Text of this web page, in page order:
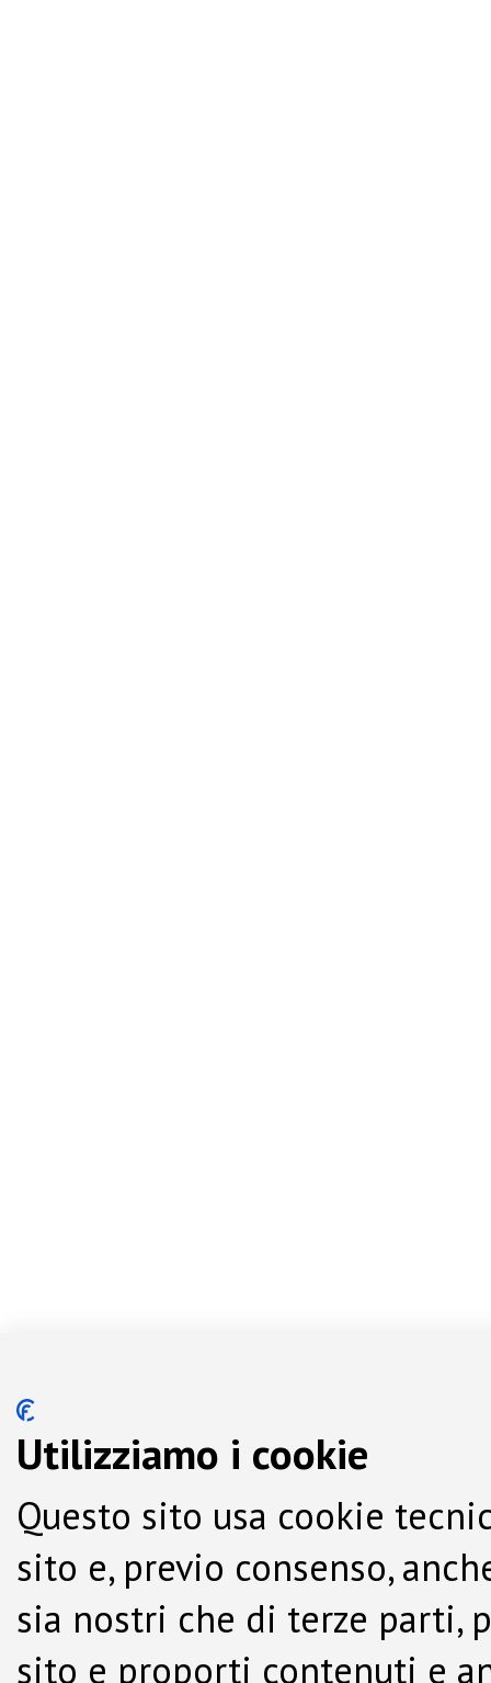
Utilizziamo i cookie
Questo sito usa cookie
sito e, previo consenso,
sia nostri che di terze parti,
sito e proporti contenuti e